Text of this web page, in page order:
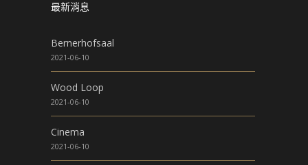
最新消息
Bernerhofsaal
2021-06-10
Wood Loop
2021-06-10
Cinema
2021-06-10